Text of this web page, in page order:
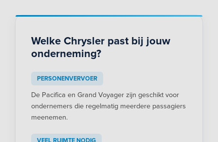
Welke Chrysler past bij jouw
onderneming?
PERSONENVERVOER
De Pacifica en Grand Voyager zijn geschikt voor
ondernemers die regelmatig meerdere passagiers
meenemen.